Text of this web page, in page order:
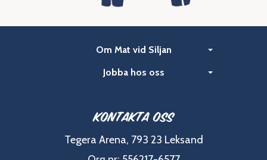
Om Mat vid Siljan
Jobba hos oss
Kontakta oss
Tegera Arena, 793 23 Leksand